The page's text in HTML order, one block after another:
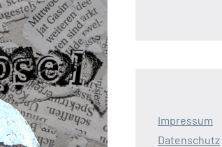
Impressum
Datenschutz